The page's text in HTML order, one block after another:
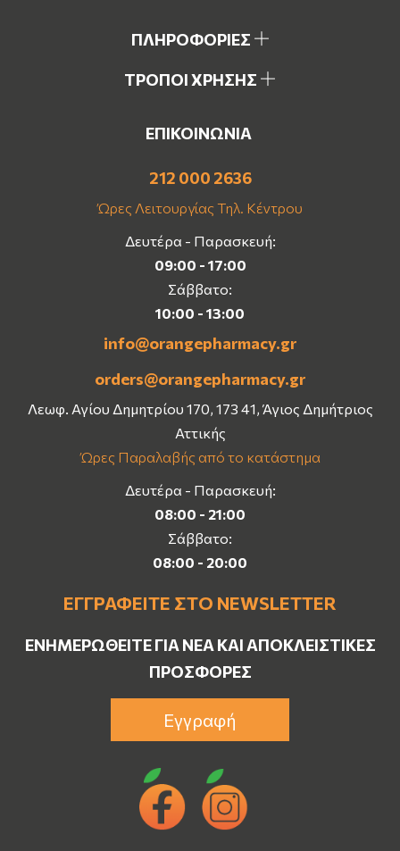
ΠΛΗΡΟΦΟΡΙΕΣ
ΤΡΟΠΟΙ ΧΡΗΣΗΣ
ΕΠΙΚΟΙΝΩΝΙΑ
212 000 2636
Ώρες Λειτουργίας Τηλ. Κέντρου
Δευτέρα - Παρασκευή:
09:00 - 17:00
Σάββατο:
10:00 - 13:00
info@orangepharmacy.gr
orders@orangepharmacy.gr
Λεωφ. Αγίου Δημητρίου 170, 173 41, Άγιος Δημήτριος
Αττικής
Ώρες Παραλαβής από το κατάστημα
Δευτέρα - Παρασκευή:
08:00 - 21:00
Σάββατο:
08:00 - 20:00
ΕΓΓΡΑΦΕΊΤΕ ΣΤΟ NEWSLETTER
ΕΝΗΜΕΡΩΘΕΊΤΕ ΓΙΑ ΝΈΑ ΚΑΙ ΑΠΟΚΛΕΙΣΤΙΚΈΣ
ΠΡΟΣΦΟΡΈΣ
Εγγραφή